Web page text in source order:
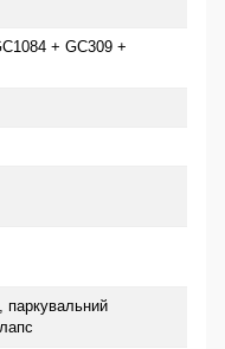
+ GC309 +
паркувальний